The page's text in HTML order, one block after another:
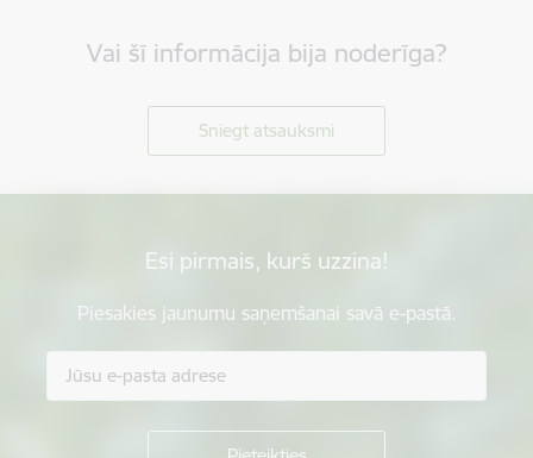
Vai šī informācija bija noderīga?
Sniegt atsauksmi
Esi pirmais, kurš uzzina!
Piesakies jaunumu saņemšanai savā e-pastā.